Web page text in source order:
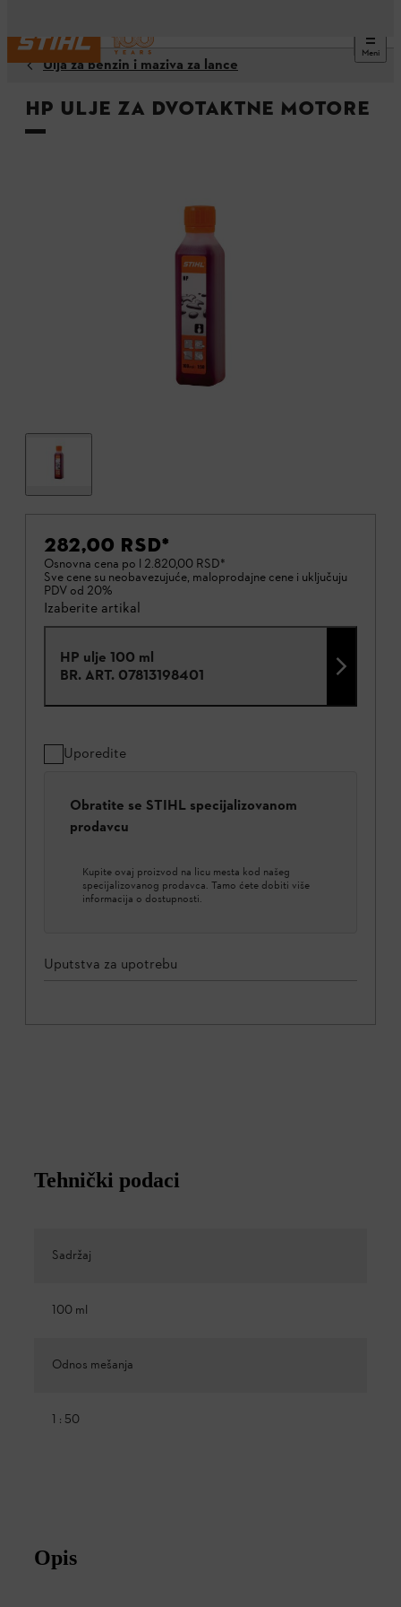
Meni
Ulja za benzin i maziva za lance
HP ulje za dvotaktne motore
282,00 RSD*
Osnovna cena po l 2.820,00 RSD*
Sve cene su neobavezujuće, maloprodajne cene i uključuju
PDV od 20%
Izaberite artikal
HP ulje 100 ml
BR. ART. 07813198401
Uporedite
Obratite se STIHL specijalizovanom
prodavcu
Kupite ovaj proizvod na licu mesta kod našeg
specijalizovanog prodavca. Tamo ćete dobiti više
informacija o dostupnosti.
Uputstva za upotrebu
Tehnički podaci
Sadržaj
100 ml
Odnos mešanja
1 : 50
Opis